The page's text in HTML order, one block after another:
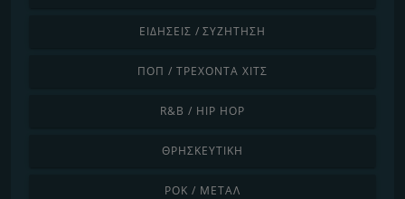
ΕΙΔΉΣΕΙΣ / ΣΥΖΉΤΗΣΗ
ΠΟΠ / ΤΡΈΧΟΝΤΑ ΧΙΤΣ
R&B / HIP HOP
ΘΡΗΣΚΕΥΤΙΚΉ
ΡΟΚ / ΜΈΤΑΛ